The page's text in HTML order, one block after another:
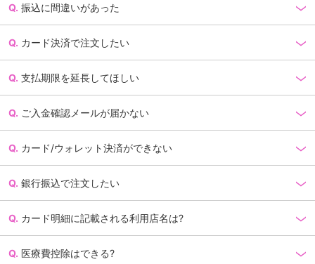
振込に間違いがあった
カード決済で注文したい
支払期限を延長してほしい
ご入金確認メールが届かない
カード/ウォレット決済ができない
銀行振込で注文したい
カード明細に記載される利用店名は?
医療費控除はできる?